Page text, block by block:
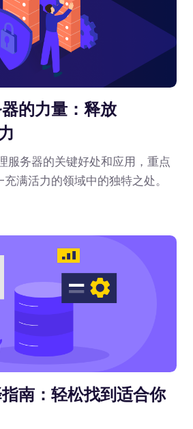
的力量：释放
服务器的关键好处和应用，重点
充满活力的领域中的独特之处。
南：轻松找到适合你